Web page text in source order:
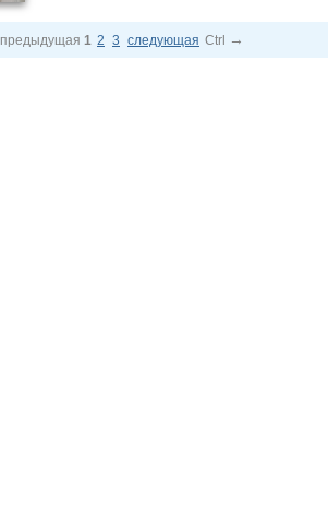
предыдущая 1 2 3 следующая Ctrl →